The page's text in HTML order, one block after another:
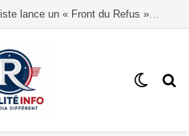
Haïti : l’Opposition progressiste lance un « Front du Refus » contre la transition et les élections dans les conditions actuelles
Switch